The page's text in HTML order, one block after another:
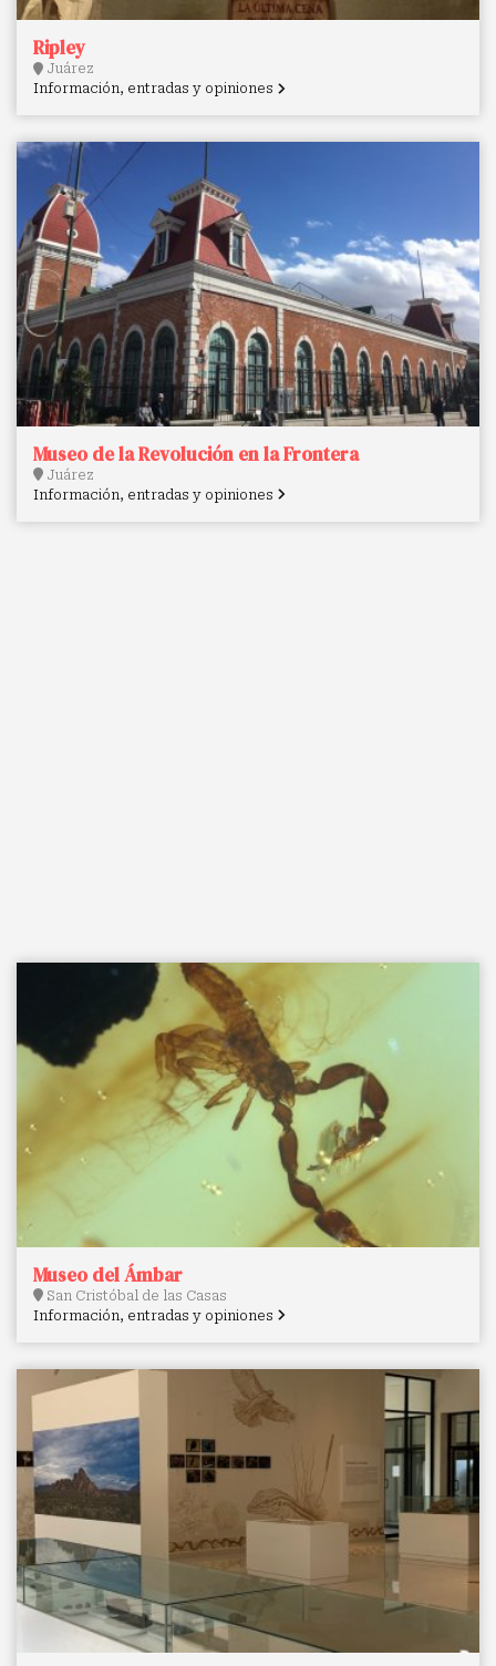
Ripley
Juárez
Información, entradas y opiniones
Museo de la Revolución en la Frontera
Juárez
Información, entradas y opiniones
Museo del Ámbar
San Cristóbal de las Casas
Información, entradas y opiniones